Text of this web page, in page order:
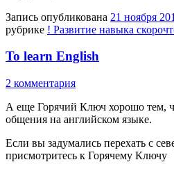
Запись опубликована 21 ноября
рубрике ! Развитие навыка
To learn English
2 комментария
А еще Горячий Ключ хорошо тем,
общения на английском языке.
Если вы задумались перехать с
присмотритесь к Горячему Ключу